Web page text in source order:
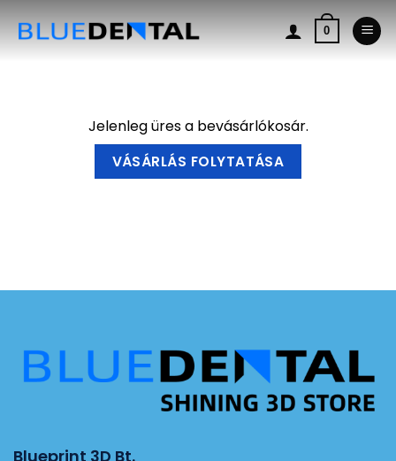
Skip
to
content
0
Jelenleg üres a bevásárlókosár.
VÁSÁRLÁS FOLYTATÁSA
Blueprint 3D Bt.